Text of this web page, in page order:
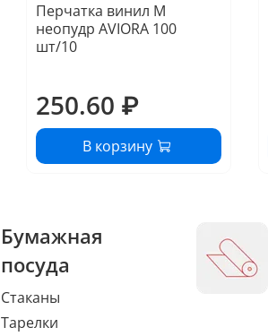
Перчатка винил M
неопудр AVIORA 100
шт/10
250.60 ₽
В корзину
Бумажная
посуда
Стаканы
Тарелки